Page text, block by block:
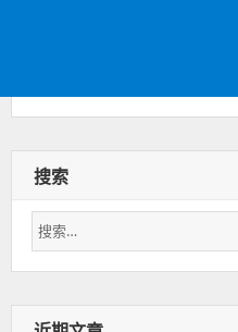
搜索
搜
索：